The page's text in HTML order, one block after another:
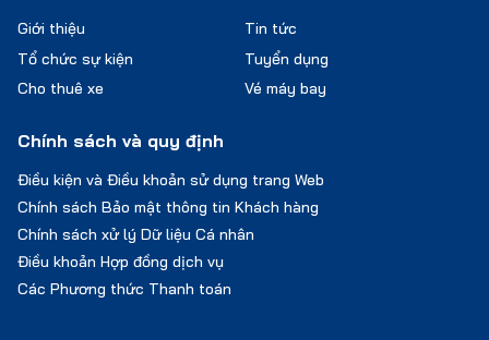
Giới thiệu
Tổ chức sự kiện
Cho thuê xe
Vé máy bay
Tin tức
Tuyển dụng
Chính sách và quy định
Điều kiện và Điều khoản sử dụng trang Web
Chính sách Bảo mật thông tin Khách hàng
Chính sách xử lý Dữ liệu Cá nhân
Điều khoản Hợp đồng dịch vụ
Các Phương thức Thanh toán